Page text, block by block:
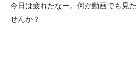
今日は疲れたなー。何か動画でも見
せんか？